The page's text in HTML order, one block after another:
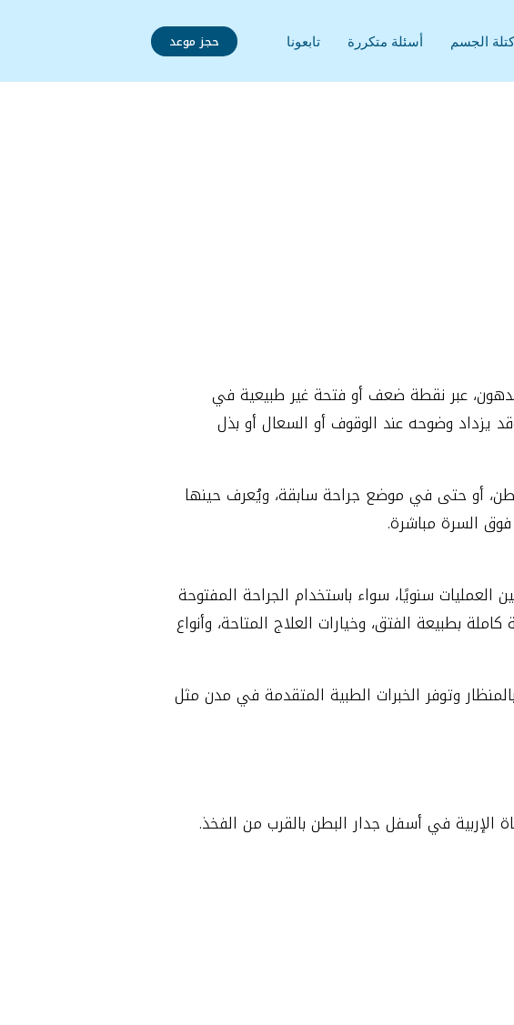
الجسم أسئلة متكررة تابعونا حجز موعد
الدهون، عبر نقطة ضعف أو فتحة غير طبيعية في
يزداد وضوحه عند الوقوف أو السعال أو بذل
أو حتى في موضع جراحة سابقة، ويُعرف حينها
السرة مباشرة.
سنويًا، سواء باستخدام الجراحة المفتوحة
بطبيعة الفتق، وخيارات العلاج المتاحة، وأنواع
وتوفر الخبرات الطبية المتقدمة في مدن مثل
الإربية في أسفل جدار البطن بالقرب من الفخذ.